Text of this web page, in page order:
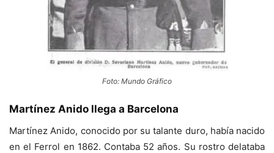
Foto: Mundo Gráfico
Martínez Anido llega a Barcelona
Martínez Anido, conocido por su talante duro, había nacido
en el Ferrol en 1862. Contaba 52 años. Su rostro delataba